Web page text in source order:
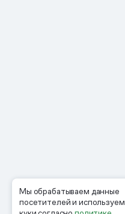
Мы обрабатываем данные
посетителей и используем